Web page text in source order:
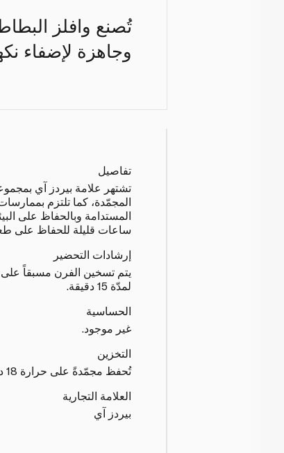
تُصنع وافلز
وجاهزة لإضفاء
تفاصيل
تشتهر علامة بيردز آي
المجمّدة، كما تلتزم
المستدامة وبالحفاظ على
ساعات قليلة للحفاظ على
إرشادات التحضير
لمدّة 15 دقيقة.
الحساسية
غير موجود.
التخزين
تُحفظ مجمّدةً على حرارة 18 درجة مئوية تحت الصفر أو أقل
العلامة التجارية
بيردز آي